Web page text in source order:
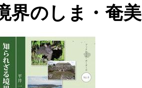
界のしま・奄美